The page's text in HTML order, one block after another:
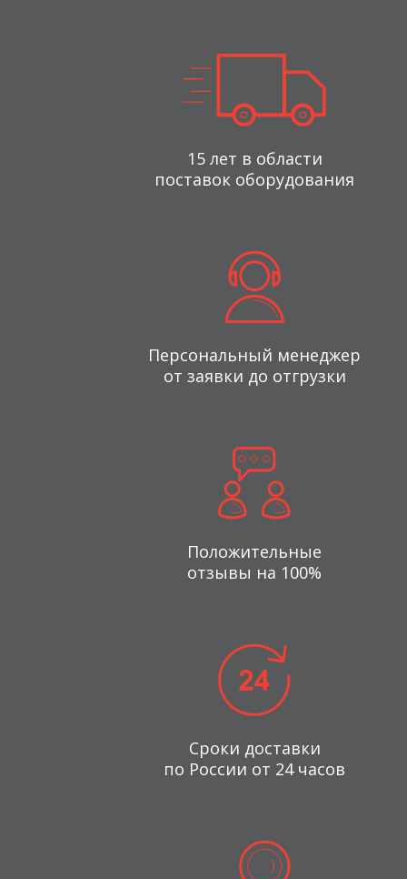
15 лет в области
поставок оборудования
Персональный менеджер
от заявки до отгрузки
Положительные
отзывы на 100%
Сроки доставки
по России от 24 часов